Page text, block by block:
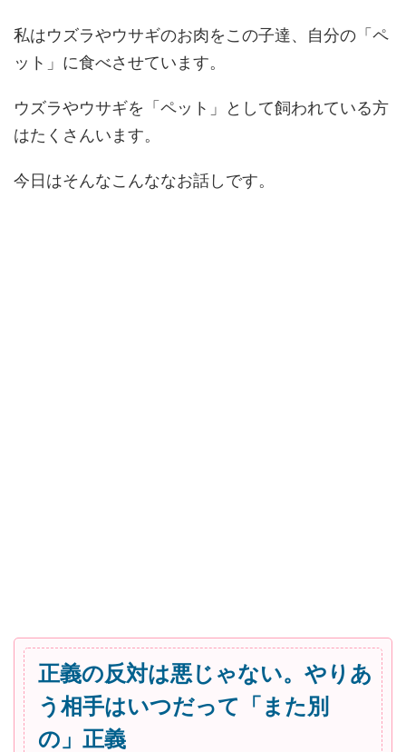
私はウズラやウサギのお肉をこの子達、自分の「ペ
ット」に食べさせています。
ウズラやウサギを「ペット」として飼われている方
はたくさんいます。
今日はそんなこんななお話しです。
正義の反対は悪じゃない。やりあ
う相手はいつだって「また別
の」正義